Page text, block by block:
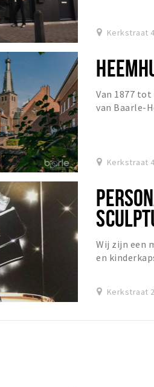
Kerkstraat
Van 1877
van Baarle-
Kerkstraat
Wij zijn een
en
Kerkstraat